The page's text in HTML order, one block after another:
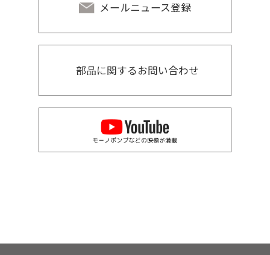
メールニュース登録
部品に関するお問い合わせ